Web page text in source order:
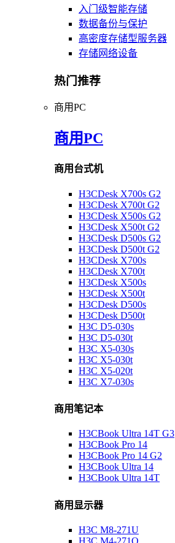
入门级智能存储
数据备份与保护
高密度存储型服务器
存储网络设备
热门推荐
商用PC
商用PC
商用台式机
H3CDesk X700s G2
H3CDesk X700t G2
H3CDesk X500s G2
H3CDesk X500t G2
H3CDesk D500s G2
H3CDesk D500t G2
H3CDesk X700s
H3CDesk X700t
H3CDesk X500s
H3CDesk X500t
H3CDesk D500s
H3CDesk D500t
H3C D5-030s
H3C D5-030t
H3C X5-030s
H3C X5-030t
H3C X5-020t
H3C X7-030s
商用笔记本
H3CBook Ultra 14T G3
H3CBook Pro 14
H3CBook Pro 14 G2
H3CBook Ultra 14
H3CBook Ultra 14T
商用显示器
H3C M8-271U
H3C M4-271Q